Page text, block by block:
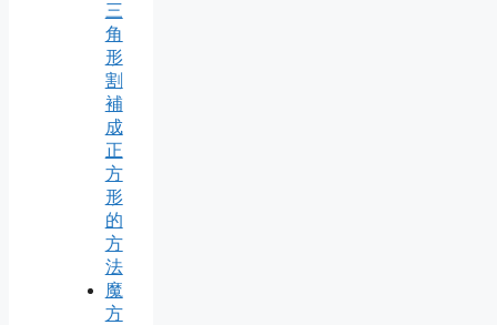
三
角
形
割
補
成
正
方
形
的
方
法
魔
方